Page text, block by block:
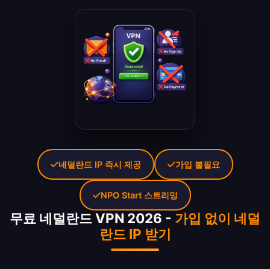
무료 네덜란드 VPN 2026 - 가입 없이 네덜
란드 IP 받기
네덜란드 IP 즉시 제공 가입 불필요
NPO Start 스트리밍